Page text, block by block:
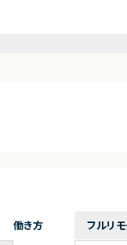
働き方
フルリ